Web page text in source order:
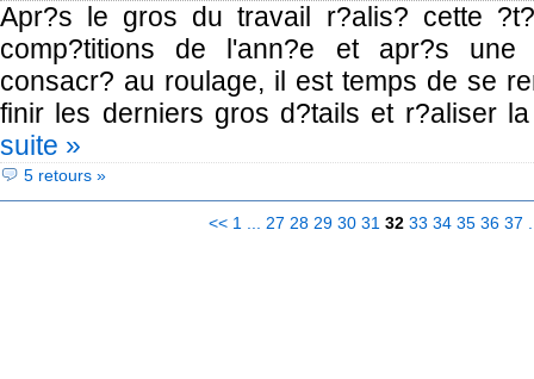
Apr?s le gros du travail r?alis? cette
comp?titions de l'ann?e et apr?s une
consacr? au roulage, il est temps de se
finir les derniers gros d?tails et r?aliser
suite »
5 retours »
<< 1 27 28 29 30 31 32 33 34 35 36 37